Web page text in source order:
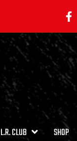
L.R. CLUB SHOP